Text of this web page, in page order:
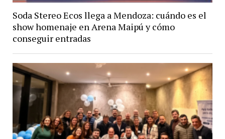
Soda Stereo Ecos llega a Mendoza: cuándo es el
show homenaje en Arena Maipú y cómo
conseguir entradas